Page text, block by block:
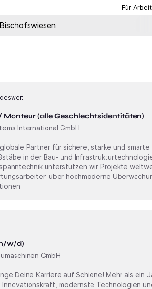
Für
Monteur (alle Geschlechtsidentitäten)
International GmbH
in der Bau- und
unterstützen wir Projekte
über hochmoderne
w/d)
GmbH
modernste Technologien